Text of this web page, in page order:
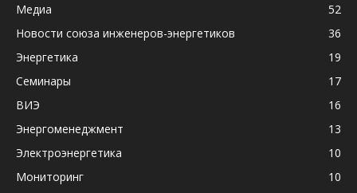
Медиа
52
Новости союза инженеров-энергетиков
36
Энергетика
19
Семинары
17
ВИЭ
16
Энергоменеджмент
13
Электроэнергетика
10
Мониторинг
10